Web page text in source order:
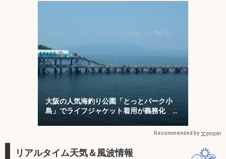
大阪の人気海釣り公園「とっとパーク小
島」でライフジャケット着用が義務化 レ
Recommended by
リアルタイム天気＆風波情報